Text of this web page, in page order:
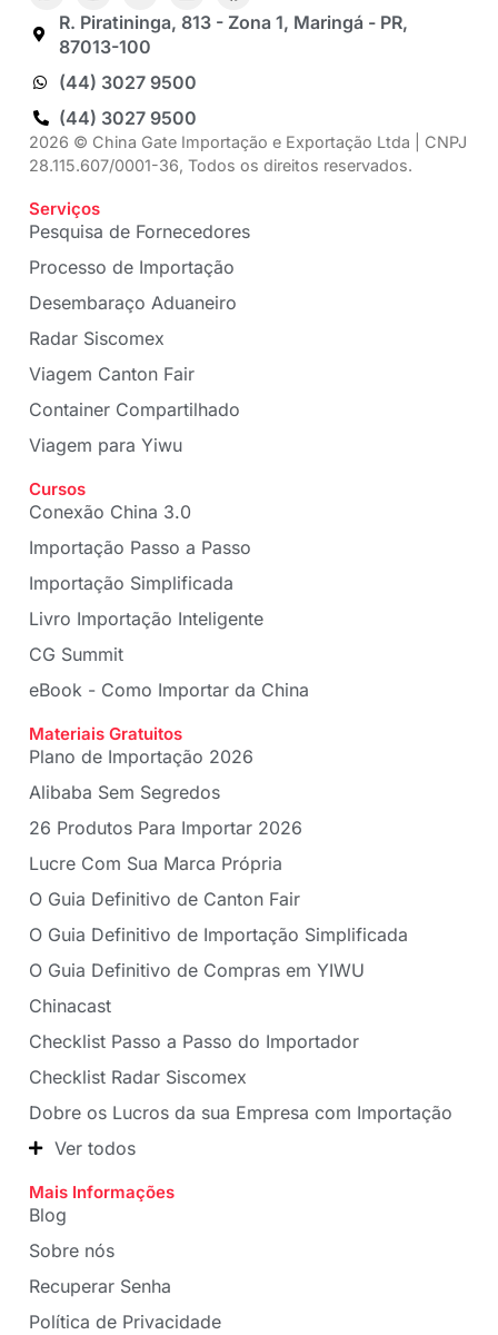
R. Piratininga, 813 - Zona 1, Maringá - PR,
87013-100
(44) 3027 9500
(44) 3027 9500
2026 © China Gate Importação e Exportação Ltda | CNPJ
28.115.607/0001-36, Todos os direitos reservados.
Serviços
Pesquisa de Fornecedores
Processo de Importação
Desembaraço Aduaneiro
Radar Siscomex
Viagem Canton Fair
Container Compartilhado
Viagem para Yiwu
Cursos
Conexão China 3.0
Importação Passo a Passo
Importação Simplificada
Livro Importação Inteligente
CG Summit
eBook - Como Importar da China
Materiais Gratuitos
Plano de Importação 2026
Alibaba Sem Segredos
26 Produtos Para Importar 2026
Lucre Com Sua Marca Própria
O Guia Definitivo de Canton Fair
O Guia Definitivo de Importação Simplificada
O Guia Definitivo de Compras em YIWU
Chinacast
Checklist Passo a Passo do Importador
Checklist Radar Siscomex
Dobre os Lucros da sua Empresa com Importação
Ver todos
Mais Informações
Blog
Sobre nós
Recuperar Senha
Política de Privacidade